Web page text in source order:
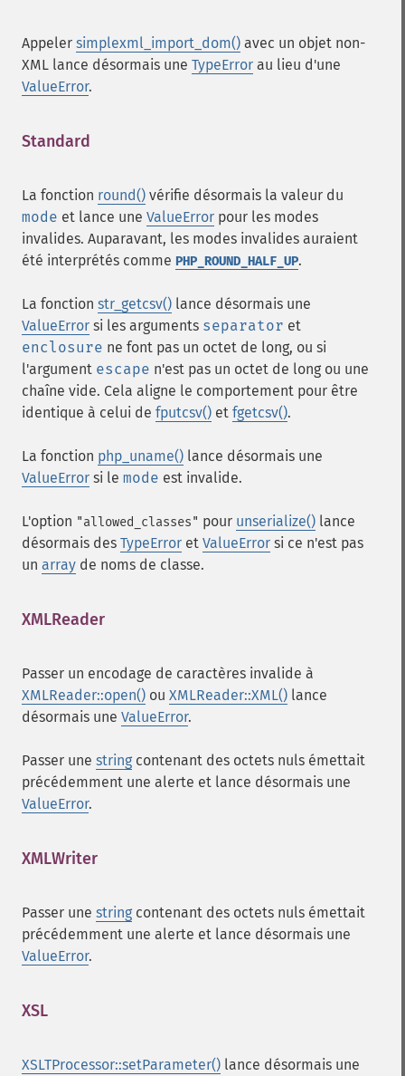
Appeler simplexml_import_dom() avec un objet non-
XML lance désormais une TypeError au lieu d'une
ValueError.
Standard
La fonction round() vérifie désormais la valeur du
mode et lance une ValueError pour les modes
invalides. Auparavant, les modes invalides auraient
été interprétés comme PHP_ROUND_HALF_UP.
La fonction str_getcsv() lance désormais une
ValueError si les arguments separator et
enclosure ne font pas un octet de long, ou si
l'argument escape n'est pas un octet de long ou une
chaîne vide. Cela aligne le comportement pour être
identique à celui de fputcsv() et fgetcsv().
La fonction php_uname() lance désormais une
ValueError si le mode est invalide.
L'option "allowed_classes" pour unserialize() lance
désormais des TypeError et ValueError si ce n'est pas
un array de noms de classe.
XMLReader
Passer un encodage de caractères invalide à
XMLReader::open() ou XMLReader::XML() lance
désormais une ValueError.
Passer une string contenant des octets nuls émettait
précédemment une alerte et lance désormais une
ValueError.
XMLWriter
Passer une string contenant des octets nuls émettait
précédemment une alerte et lance désormais une
ValueError.
XSL
XSLTProcessor::setParameter() lance désormais une